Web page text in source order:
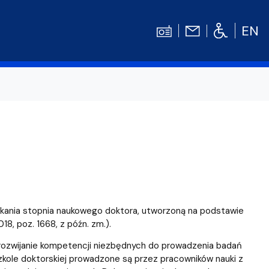
EN
Centrum Języków Obcych UG
Centrum Wychowania Fizycznego i
stopnia naukowego doktora, utworzoną na podstawie
poz. 1668, z późn. zm.).
kompetencji niezbędnych do prowadzenia badań
doktorskiej prowadzone są przez pracowników nauki z